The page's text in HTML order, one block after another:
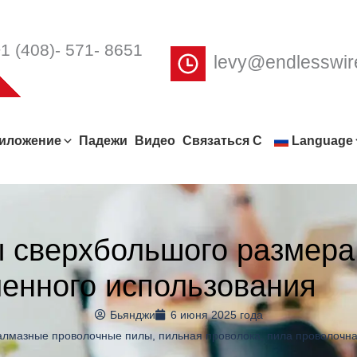
(408)- 571- 8651
Падежи Видео Связаться С Language
использования
Бьянджи
6 июня 2025 года
проволочные пилы пильная проволока пила